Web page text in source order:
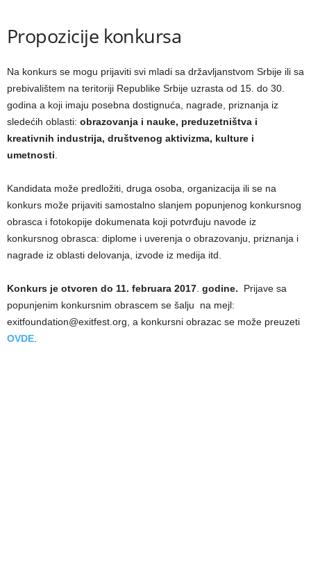
Propozicije konkursa
Na konkurs se mogu prijaviti svi mladi sa državlјanstvom Srbije ili sa
prebivalištem na teritoriji Republike Srbije uzrasta od 15. do 30.
godina a koji imaju posebna dostignuća, nagrade, priznanja iz
sledećih oblasti: obrazovanja i nauke, preduzetništva i
kreativnih industrija, društvenog aktivizma, kulture i
umetnosti
Kandidata može predložiti, druga osoba, organizacija ili se na
konkurs može prijaviti samostalno slanjem popunjenog konkursnog
obrasca i fotokopije dokumenata koji potvrđuju navode iz
konkursnog obrasca: diplome i uverenja o obrazovanju, priznanja i
nagrade iz oblasti delovanja, izvode iz medija itd.
Konkurs je otvoren do 11. februara 2017 godine. Prijave sa
popunjenim konkursnim obrascem se šalјu na mejl:
exitfoundation@exitfest.org, a konkursni obrazac se može preuzeti
OVDE